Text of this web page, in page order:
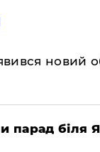
новий
парад біля